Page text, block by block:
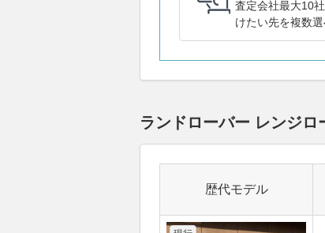
査定会社最大10
けたい先を複数選
ランドローバー レンジ
歴代モデル